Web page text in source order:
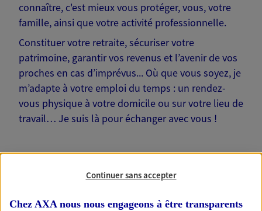
connaître, c'est mieux vous protéger, vous, votre
famille, ainsi que votre activité professionnelle.
Constituer votre retraite, sécuriser votre
patrimoine, garantir vos revenus et l’avenir de vos
proches en cas d’imprévus... Où que vous soyez, je
m’adapte à votre emploi du temps : un rendez-
vous physique à votre domicile ou sur votre lieu de
travail… Je suis là pour échanger avec vous !
Continuer sans accepter
Chez AXA nous nous engageons à être transparents